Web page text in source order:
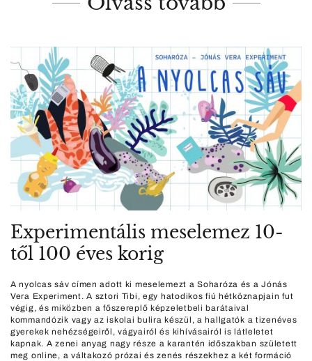
Experimentális meselemez 10-
től 100 éves korig
A nyolcas sáv címen adott ki meselemezt a Soharóza és a Jónás
Vera Experiment. A sztori Tibi, egy hatodikos fiú hétköznapjain fut
végig, és miközben a főszereplő képzeletbeli barátaival
kommandózik vagy az iskolai bulira készül, a hallgatók a tizenéves
gyerekek nehézségeiről, vágyairól és kihívásairól is látleletet
kapnak. A zenei anyag nagy része a karantén időszakban született
meg online, a váltakozó prózai és zenés részekhez a két formáció